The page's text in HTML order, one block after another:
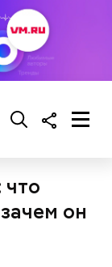
что
он